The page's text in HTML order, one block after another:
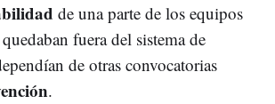
de una parte de los equipos
fuera del sistema de
de otras convocatorias
.